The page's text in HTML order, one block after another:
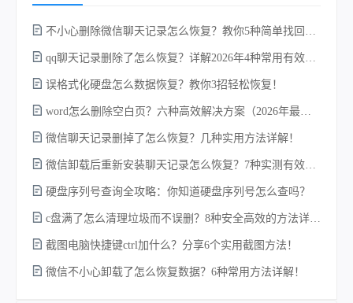
不小心删除微信聊天记录怎么恢复？教你5种简单找回的方法！
qq聊天记录删除了怎么恢复？详解2026年4种常用有效的方法（支持.db数据库提取）
误格式化硬盘怎么数据恢复？教你3招轻松恢复！
word怎么删除空白页？六种高效解决方案（2026年最新实操指南）！
微信聊天记录删掉了怎么恢复？几种实用方法详解！
微信卸载后重新安装聊天记录怎么恢复？7种实测有效的恢复方案详解！
硬盘序列号查询全攻略：你知道硬盘序列号怎么查吗？
c盘满了怎么清理垃圾而不误删？8种安全高效的方法详解+误删恢复指南！
截图电脑快捷键ctrl加什么？分享6个实用截图方法！
微信不小心卸载了怎么恢复数据？6种常用方法详解！